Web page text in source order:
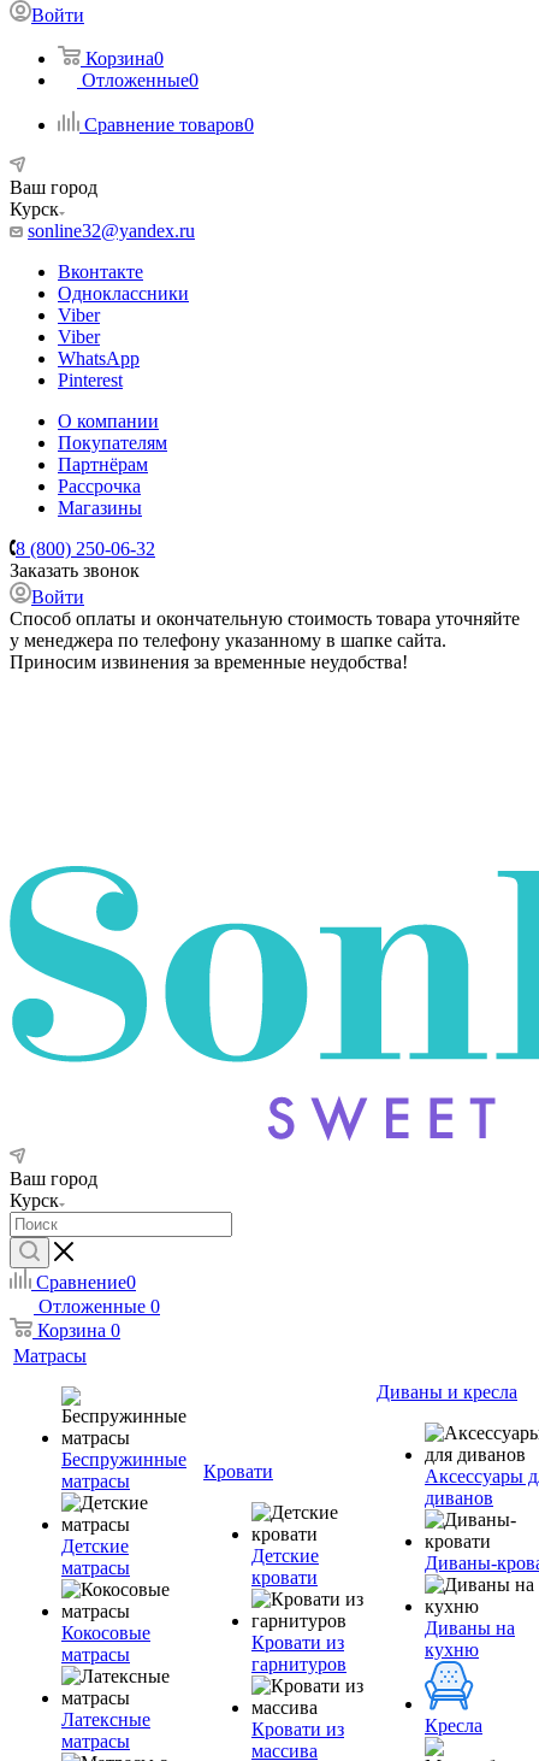
Войти
Корзина0
Отложенные0
Сравнение товаров0
Ваш город
Курск
sonline32@yandex.ru
Вконтакте
Одноклассники
Viber
Viber
WhatsApp
Pinterest
О компании
Покупателям
Партнёрам
Рассрочка
Магазины
8 (800) 250-06-32
Заказать звонок
Войти
Способ оплаты и окончательную стоимость товара уточняйте
у менеджера по телефону указанному в шапке сайта.
Приносим извинения за временные неудобства!
Ваш город
Курск
Сравнение0
Отложенные 0
Корзина 0
Матрасы
Беспружинные
матрасы
Детские
матрасы
Кокосовые
матрасы
Латексные
матрасы
Кровати
Детские
кровати
Кровати из
гарнитуров
Кровати из
массива
Диваны и кресла
Аксессуары
диванов
Диваны-
Диваны на
кухню
Кресла